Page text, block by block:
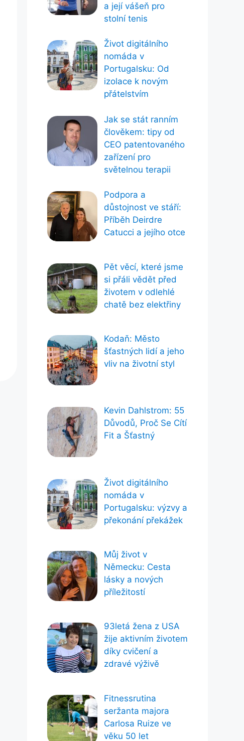
a její vášeň pro
stolní tenis
Život digitálního
nomáda v
Portugalsku: Od
izolace k novým
přátelstvím
Jak se stát ranním
člověkem: tipy od
CEO patentovaného
zařízení pro
světelnou terapii
Podpora a
důstojnost ve stáří:
Příběh Deirdre
Catucci a jejího otce
Pět věcí, které jsme
si přáli vědět před
životem v odlehlé
chatě bez elektřiny
Kodaň: Město
šťastných lidí a jeho
vliv na životní styl
Kevin Dahlstrom: 55
Důvodů, Proč Se Cítí
Fit a Šťastný
Život digitálního
nomáda v
Portugalsku: výzvy a
překonání překážek
Můj život v
Německu: Cesta
lásky a nových
příležitostí
93letá žena z USA
žije aktivním životem
díky cvičení a
zdravé výživě
Fitnessrutina
seržanta majora
Carlosa Ruize ve
věku 50 let